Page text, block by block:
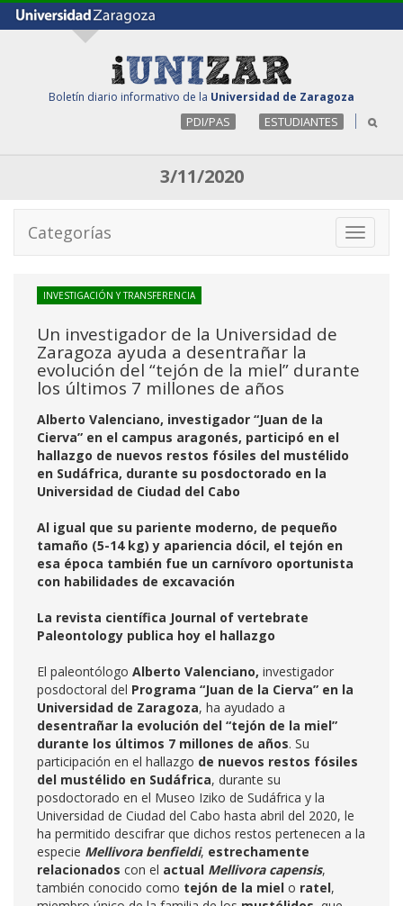
Boletín diario informativo de la Universidad de Zaragoza
PDI/PAS ESTUDIANTES
3/11/2020
Toggle
Categorías
INVESTIGACIÓN Y TRANSFERENCIA
Un investigador de la Universidad de
Zaragoza ayuda a desentrañar la
evolución del “tejón de la miel” durante
los últimos 7 millones de años
Alberto Valenciano, investigador “Juan de la
Cierva” en el campus aragonés, participó en el
hallazgo de nuevos restos fósiles del mustélido
en Sudáfrica, durante su posdoctorado en la
Universidad de Ciudad del Cabo
Al igual que su pariente moderno, de pequeño
tamaño (5-14 kg) y apariencia dócil, el tejón en
esa época también fue un carnívoro oportunista
con habilidades de excavación
La revista científica Journal of vertebrate
Paleontology publica hoy el hallazgo
El paleontólogo Alberto Valenciano, investigador
posdoctoral del Programa “Juan de la Cierva” en la
Universidad de Zaragoza, ha ayudado a
desentrañar la evolución del “tejón de la miel”
durante los últimos 7 millones de años. Su
participación en el hallazgo de nuevos restos fósiles
del mustélido en Sudáfrica, durante su
posdoctorado en el Museo Iziko de Sudáfrica y la
Universidad de Ciudad del Cabo hasta abril del 2020, le
ha permitido descifrar que dichos restos pertenecen a la
especie Mellivora benfieldi, estrechamente
relacionados con el actual Mellivora capensis,
también conocido como tejón de la miel o ratel,